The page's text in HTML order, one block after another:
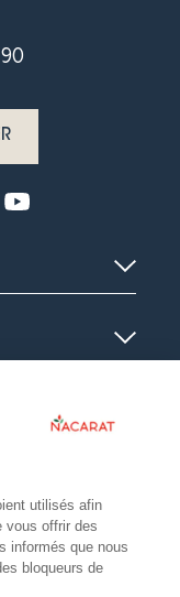
utilisés afin
vous offrir des
informés que nous
bloqueurs de